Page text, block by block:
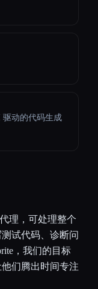
动的代码生成
理，可处理整个
试代码、诊断问
，我们的目标
们腾出时间专注